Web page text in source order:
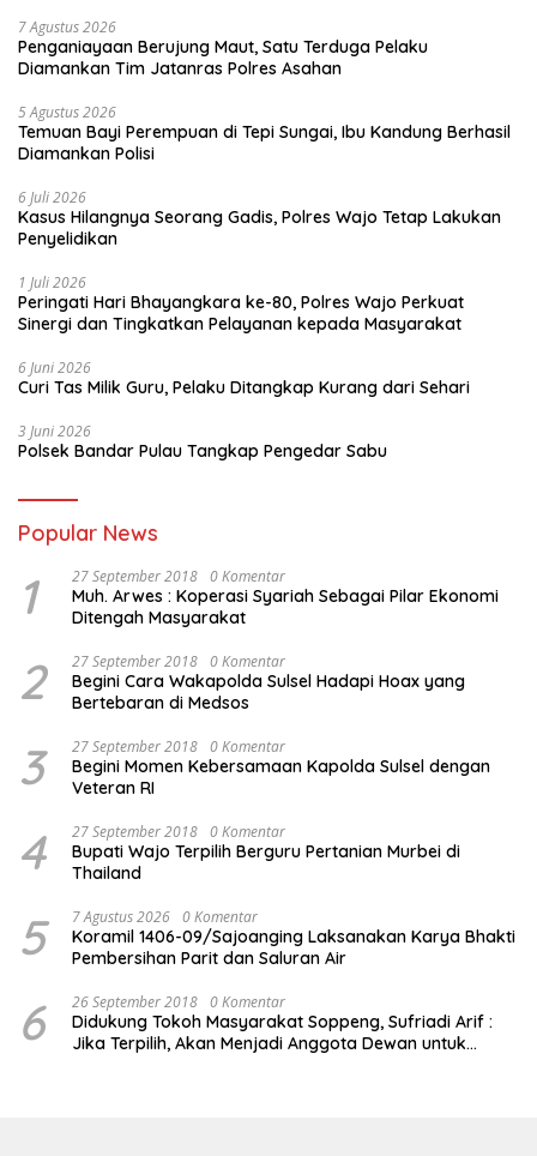
7 Agustus 2026
Penganiayaan Berujung Maut, Satu Terduga Pelaku
Diamankan Tim Jatanras Polres Asahan
5 Agustus 2026
Temuan Bayi Perempuan di Tepi Sungai, Ibu Kandung Berhasil
Diamankan Polisi
6 Juli 2026
Kasus Hilangnya Seorang Gadis, Polres Wajo Tetap Lakukan
Penyelidikan
1 Juli 2026
Peringati Hari Bhayangkara ke-80, Polres Wajo Perkuat
Sinergi dan Tingkatkan Pelayanan kepada Masyarakat
6 Juni 2026
Curi Tas Milik Guru, Pelaku Ditangkap Kurang dari Sehari
3 Juni 2026
Polsek Bandar Pulau Tangkap Pengedar Sabu
Popular News
1 27 September 2018 0 Komentar
Muh. Arwes : Koperasi Syariah Sebagai Pilar Ekonomi
Ditengah Masyarakat
2 27 September 2018 0 Komentar
Begini Cara Wakapolda Sulsel Hadapi Hoax yang
Bertebaran di Medsos
3 27 September 2018 0 Komentar
Begini Momen Kebersamaan Kapolda Sulsel dengan
Veteran RI
4 27 September 2018 0 Komentar
Bupati Wajo Terpilih Berguru Pertanian Murbei di
Thailand
5 7 Agustus 2026 0 Komentar
Koramil 1406-09/Sajoanging Laksanakan Karya Bhakti
Pembersihan Parit dan Saluran Air
6 26 September 2018 0 Komentar
Didukung Tokoh Masyarakat Soppeng, Sufriadi Arif :
Jika Terpilih, Akan Menjadi Anggota Dewan untuk